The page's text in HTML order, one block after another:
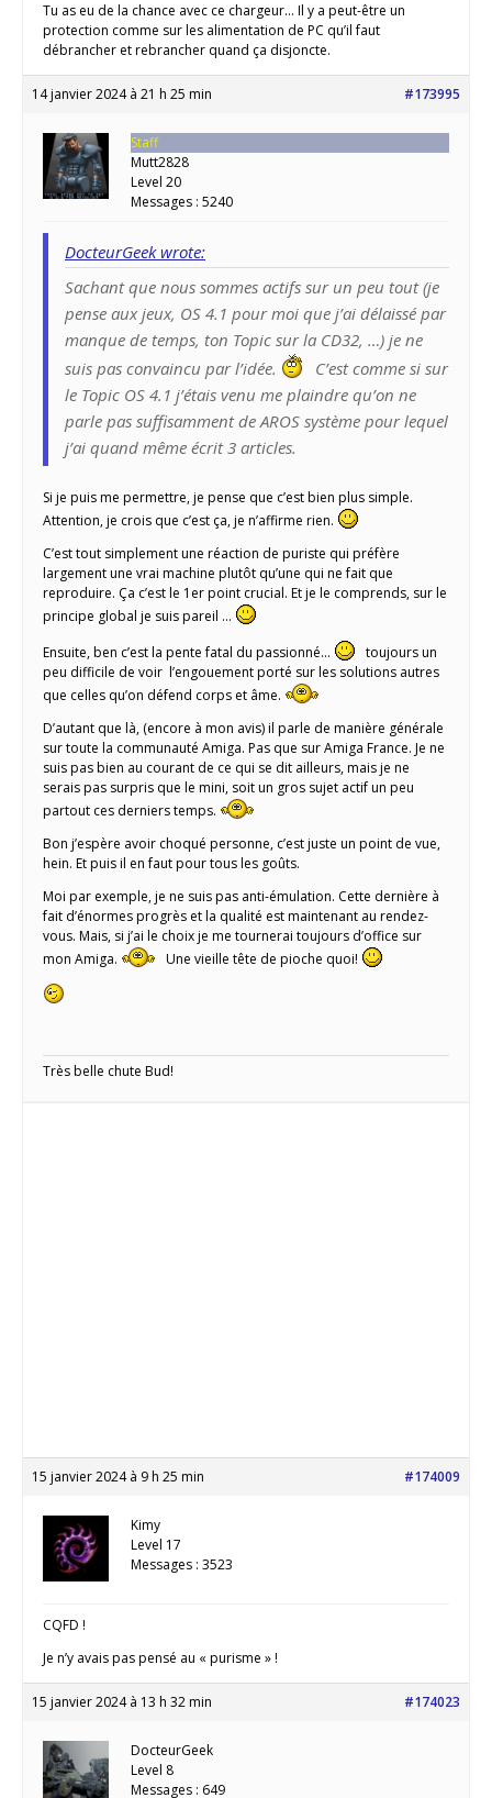
Tu as eu de la chance avec ce chargeur… Il y a peut-être un
protection comme sur les alimentation de PC qu’il faut
débrancher et rebrancher quand ça disjoncte.
14 janvier 2024 à 21 h 25 min #173995
Staff
Mutt2828
Level 20
Messages : 5240
DocteurGeek wrote:
Sachant que nous sommes actifs sur un peu tout (je
pense aux jeux, OS 4.1 pour moi que j’ai délaissé par
manque de temps, ton Topic sur la CD32, …) je ne
suis pas convaincu par l’idée.
C’est comme si sur
le Topic OS 4.1 j’étais venu me plaindre qu’on ne
parle pas suffisamment de AROS système pour lequel
j’ai quand même écrit 3 articles.
Si je puis me permettre, je pense que c’est bien plus simple.
Attention, je crois que c’est ça, je n’affirme rien.
C’est tout simplement une réaction de puriste qui préfère
largement une vrai machine plutôt qu’une qui ne fait que
reproduire. Ça c’est le 1er point crucial. Et je le comprends, sur le
principe global je suis pareil …
Ensuite, ben c’est la pente fatal du passionné…
toujours un
peu difficile de voir l’engouement porté sur les solutions autres
que celles qu’on défend corps et âme.
D’autant que là, (encore à mon avis) il parle de manière générale
sur toute la communauté Amiga. Pas que sur Amiga France. Je ne
suis pas bien au courant de ce qui se dit ailleurs, mais je ne
serais pas surpris que le mini, soit un gros sujet actif un peu
partout ces derniers temps.
Bon j’espère avoir choqué personne, c’est juste un point de vue,
hein. Et puis il en faut pour tous les goûts.
Moi par exemple, je ne suis pas anti-émulation. Cette dernière à
fait d’énormes progrès et la qualité est maintenant au rendez-
vous. Mais, si j’ai le choix je me tournerai toujours d’office sur
mon Amiga.
Une vieille tête de pioche quoi!
Très belle chute Bud!
15 janvier 2024 à 9 h 25 min #174009
Kimy
Level 17
Messages : 3523
CQFD !
Je n’y avais pas pensé au « purisme » !
15 janvier 2024 à 13 h 32 min #174023
DocteurGeek
Level 8
Messages : 649